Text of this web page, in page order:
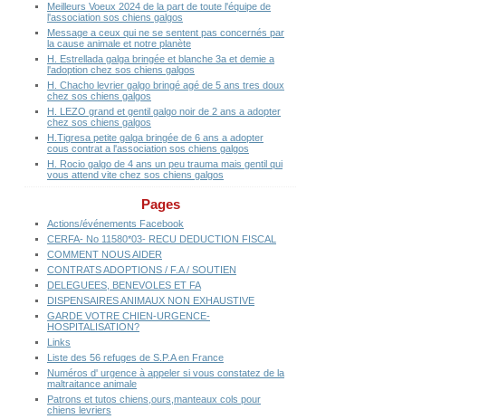
Meilleurs Voeux 2024 de la part de toute l'équipe de
l'association sos chiens galgos
Message a ceux qui ne se sentent pas concernés par
la cause animale et notre planète
H. Estrellada galga bringée et blanche 3a et demie a
l'adoption chez sos chiens galgos
H. Chacho levrier galgo bringé agé de 5 ans tres doux
chez sos chiens galgos
H. LEZO grand et gentil galgo noir de 2 ans a adopter
chez sos chiens galgos
H.Tigresa petite galga bringée de 6 ans a adopter
cous contrat a l'association sos chiens galgos
H. Rocio galgo de 4 ans un peu trauma mais gentil qui
vous attend vite chez sos chiens galgos
Pages
Actions/événements Facebook
CERFA- No 11580*03- RECU DEDUCTION FISCAL
COMMENT NOUS AIDER
CONTRATS ADOPTIONS / F.A / SOUTIEN
DELEGUEES, BENEVOLES ET FA
DISPENSAIRES ANIMAUX NON EXHAUSTIVE
GARDE VOTRE CHIEN-URGENCE-
HOSPITALISATION?
Links
Liste des 56 refuges de S.P.A en France
Numéros d' urgence à appeler si vous constatez de la
maltraitance animale
Patrons et tutos chiens,ours,manteaux cols pour
chiens levriers